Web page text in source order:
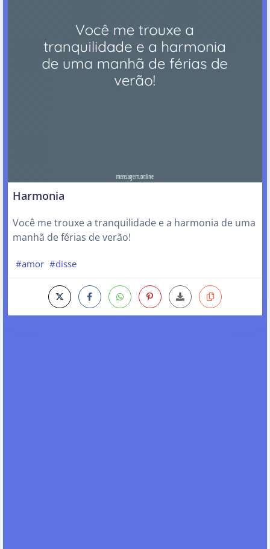
Harmonia
Você me trouxe a tranquilidade e a harmonia de uma
manhã de férias de verão!
#amor #disse